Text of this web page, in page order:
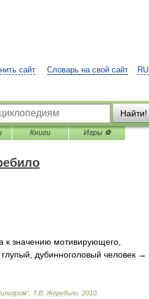
RU
сайт Словарь на свой сайт
Найти!
Книги Игры ⚽
к значению мотивирующего
глупый дубинноголовый человек →
". Т.В Жеребило 2010